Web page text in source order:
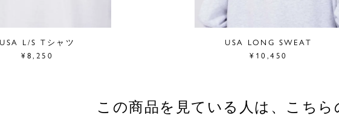
USA L/S Tシャツ
¥8,250
USA LONG SWEAT
¥10,450
この商品を見ている人は、 こち